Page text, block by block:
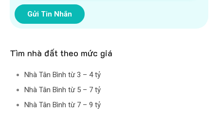
Gửi Tin Nhắn
Tìm nhà đất theo mức giá
Nhà Tân Bình từ 3 – 4 tỷ
Nhà Tân Bình từ 5 – 7 tỷ
Nhà Tân Bình từ 7 – 9 tỷ